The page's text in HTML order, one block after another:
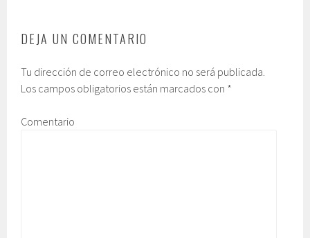
DEJA UN COMENTARIO
Tu dirección de correo electrónico no será publicada.
Los campos obligatorios están marcados con *
Comentario